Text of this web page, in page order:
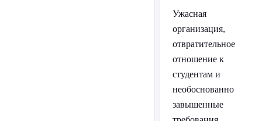
Ужасная
организация,
отвратительное
отношение к
студентам и
необоснованно
завышенные